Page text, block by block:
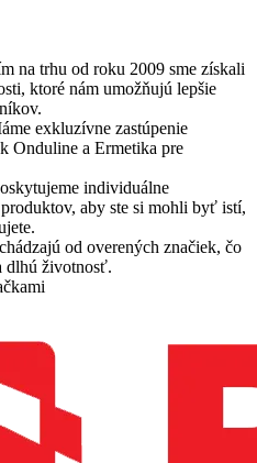
na trhu od roku 2009 sme získali
ktoré nám umožňujú lepšie
exkluzívne zastúpenie
Onduline a Ermetika pre
individuálne
aby ste si mohli byť istí,
od overených značiek, čo
dlhú životnosť.